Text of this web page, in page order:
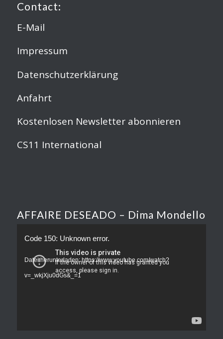
Contact:
E-Mail
Impressum
Datenschutzerklärung
Anfahrt
Kostenlosen Newsletter abonnieren
CS11 International
AFFAIRE DESEADO – Dima Mondello
Code 150: Unknown error.
Datei herunterladen: https://www.youtube.com/watch?
v=_wkjXju0dGs&_=1